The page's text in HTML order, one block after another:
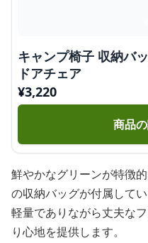
キャンプ椅子 収納バ
ドアチェア
¥3,220
商品
鮮やかなグリーンが特徴
の収納バッグが付属して
軽量でありながら丈夫な
り心地を提供します。